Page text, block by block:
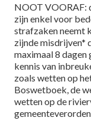
NOOT VOORAF:
zijn enkel voor
strafzaken neemt
zijnde misdrijven*
maximaal 8 dagen
kennis van
zoals wetten op
Boswetboek, de
wetten op de